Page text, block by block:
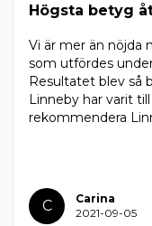
Högsta betyg
Vi är mer än nöjda
som utfördes
Resultatet blev så
Linneby har varit
rekommendera
C
Carina
2021-09-05